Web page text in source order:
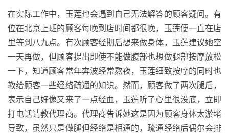
在实际工作中，玉莲也会遇到自己无法解答的顾客疑问。有
位在北京上班的顾客每晚到店时间都很晚，玉莲便一直在店
里等到八九点。有次顾客经期后想来做身体，玉莲建议她空
一天再做，但顾客提出即使不能做腹部也想做腿部按摩放松
一下，知道顾客常年奔波经常熬夜，玉莲细致按摩的同时也
教给顾客一些经络疏通的知识。然而，顾客做了两次腿后，
表示自己好像又来了一点经血，玉莲听了心里很没底，立即
打电话请教代理商。代理商告诉她这是因为顾客身体太淤堵
导致，虽然只是做腿但经络是相通的，疏通经络后偶尔会排